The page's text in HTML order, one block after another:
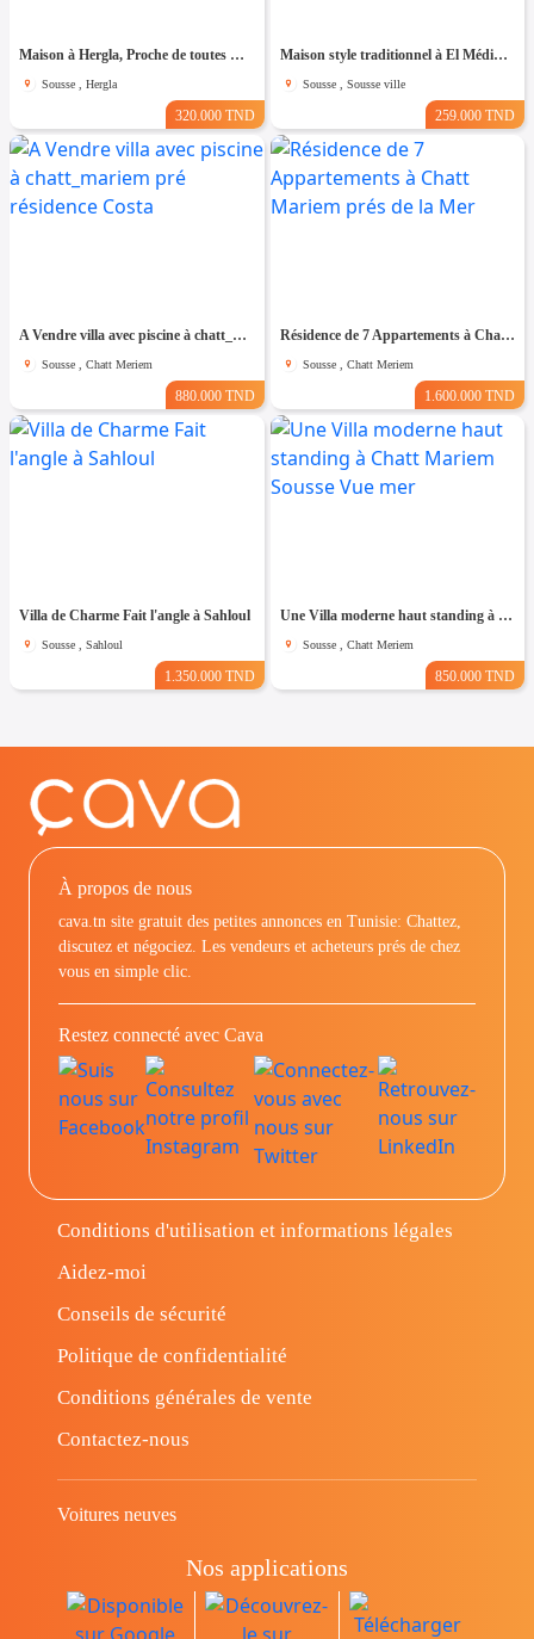
Maison à Hergla, Proche de toutes Commodités
Sousse , Hergla
320.000 TND
Maison style traditionnel à El Médina Sousse
Sousse , Sousse ville
259.000 TND
A Vendre villa avec piscine à chatt_mariem pré résidence Costa
Sousse , Chatt Meriem
880.000 TND
Résidence de 7 Appartements à Chatt Mariem prés de la Mer
Sousse , Chatt Meriem
1.600.000 TND
Villa de Charme Fait l'angle à Sahloul
Sousse , Sahloul
1.350.000 TND
Une Villa moderne haut standing à Chatt Mariem Sousse Vue mer
Sousse , Chatt Meriem
850.000 TND
À propos de nous
cava.tn site gratuit des petites annonces en Tunisie: Chattez,
discutez et négociez. Les vendeurs et acheteurs prés de chez
vous en simple clic.
Restez connecté avec Cava
Conditions d'utilisation et informations légales
Aidez-moi
Conseils de sécurité
Politique de confidentialité
Conditions générales de vente
Contactez-nous
Voitures neuves
Nos applications